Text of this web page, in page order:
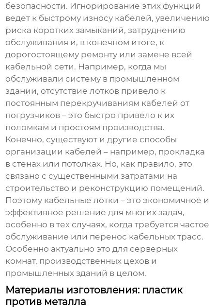
безопасности. Игнорирование этих функций
ведет к быстрому износу кабелей, увеличению
риска коротких замыканий, затруднению
обслуживания и, в конечном итоге, к
дорогостоящему ремонту или замене всей
кабельной сети. Например, когда мы
обслуживали систему в промышленном
здании, отсутствие лотков привело к
постоянным перекручиваниям кабелей от
погрузчиков – это быстро привело к их
поломкам и простоям производства.
Конечно, существуют и другие способы
организации кабелей – например, прокладка
в стенах или потолках. Но, как правило, это
связано с существенными затратами на
строительство и реконструкцию помещений.
Поэтому кабельные лотки – это экономичное и
эффективное решение для многих задач,
особенно в тех случаях, когда требуется частое
обслуживание или перенос кабельных трасс.
Особенно актуально это для серверных
комнат, производственных цехов и
промышленных зданий в целом.
Материалы изготовления: пластик
против металла